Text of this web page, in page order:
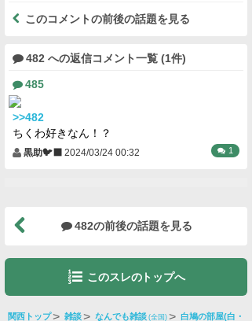
このコメントの前後の話題を見る
482 への返信コメント一覧 (1件)
485
>>482
ちくわ好きなん！？
黒助🐦‍⬛ 2024/03/24 00:32 1
482の前後の話題を見る
このスレのトップへ
関西トップ 雑談 なんでも雑談 (全国) 白鳩の部屋(白・